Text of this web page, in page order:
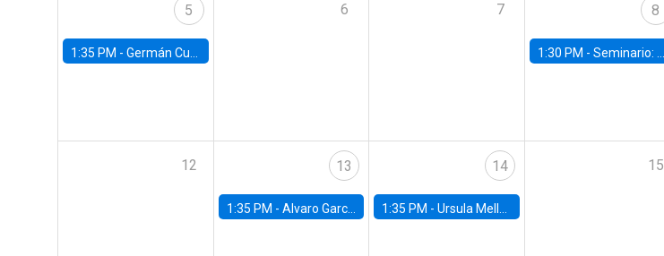
5
1:35 PM - Germán Cubas, University of Houston
6 7 8
1:30 PM -Seminario: “Recuperando la humanidad para progresar en la era de la IA»
12 13
1:35 PM - Alvaro Garcia-Marin, Universidad de Los Andes
14
1:35 PM -Ursula Mello, Insper - Institute of Education and Research
15